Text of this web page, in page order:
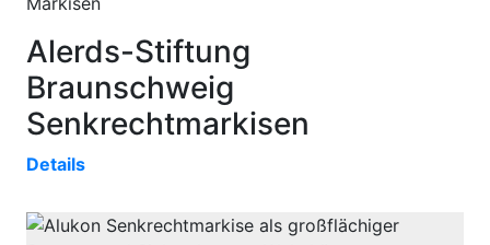
Alerds-Stiftung
Braunschweig
Senkrechtmarkisen
Details